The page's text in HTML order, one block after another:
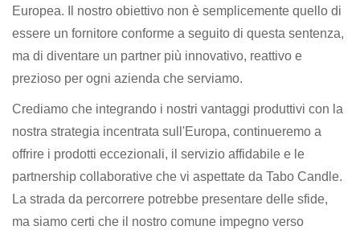
Europea. Il nostro obiettivo non è semplicemente quello di
essere un fornitore conforme a seguito di questa sentenza,
ma di diventare un partner più innovativo, reattivo e
prezioso per ogni azienda che serviamo.
Crediamo che integrando i nostri vantaggi produttivi con la
nostra strategia incentrata sull'Europa, continueremo a
offrire i prodotti eccezionali, il servizio affidabile e le
partnership collaborative che vi aspettate da Tabo Candle.
La strada da percorrere potrebbe presentare delle sfide,
ma siamo certi che il nostro comune impegno verso